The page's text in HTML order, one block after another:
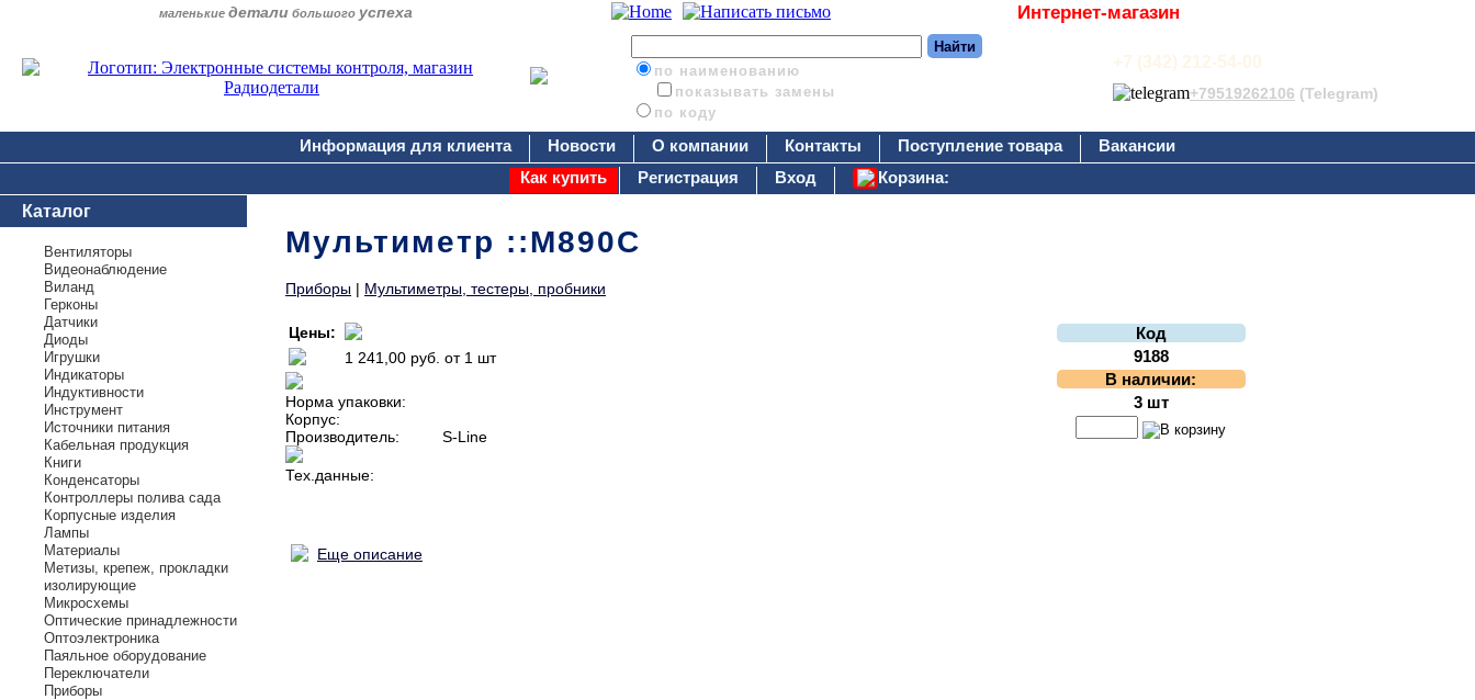
маленькие детали большого успеха Интернет-магазин
по наименованию
показывать замены
по коду
+7 (342) 212-54-00
+79519262106 (Telegram)
Информация для клиента Новости О компании Контакты Поступление товара
Вакансии
Как купить
Регистрация Вход
Корзина:
Каталог
Вентиляторы
Видеонаблюдение
Виланд
Герконы
Датчики
Диоды
Игрушки
Индикаторы
Индуктивности
Инструмент
Источники питания
Кабельная продукция
Книги
Конденсаторы
Контроллеры полива сада
Корпусные изделия
Лампы
Материалы
Метизы, крепеж, прокладки
изолирующие
Микросхемы
Оптические принадлежности
Оптоэлектроника
Паяльное оборудование
Переключатели
Приборы
Мультиметр ::M890C
Приборы | Мультиметры, тестеры, пробники
Цены:
1 241,00 руб. от 1 шт
Норма упаковки:
Корпус:
Производитель:
S-Line
Тех.данные:
Код
9188
В наличии:
3 шт
Еще описание